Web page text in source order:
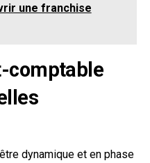
une franchise
comptable
dynamique et en phase